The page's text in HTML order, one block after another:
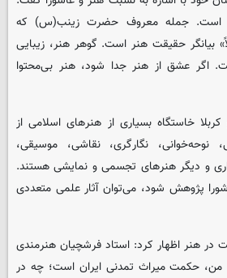
است. جمله معروف حضرت زینب(س) که
بیانگر حقیقت هنر است. گوهر هنر، زیبایی
اگر عشق از هنر جدا شود، هنر بی‌محتوا
خاستگاه بسیاری از هنرهای اسلامی از
نوحه‌خوانی، نگارگری، نقاشی، موسیقی،
و دیگر هنرهای تجسمی و نمایشی هستند.
پژوهش شود، می‌توان آثار علمی متعددی
در هنر اظهار کرد: استاد فرشچیان هنرمندی
من، حکمت میراث تمدنی ایران است؛ چه در